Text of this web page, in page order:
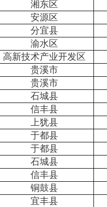
湘东区
安源区
分宜县
渝水区
高新技术产业开发区
贵溪市
贵溪市
石城县
信丰县
上犹县
于都县
于都县
石城县
信丰县
铜鼓县
宜丰县